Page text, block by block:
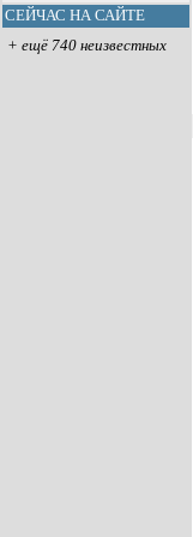
СЕЙЧАС НА САЙТЕ
+ ещё 740 неизвестных